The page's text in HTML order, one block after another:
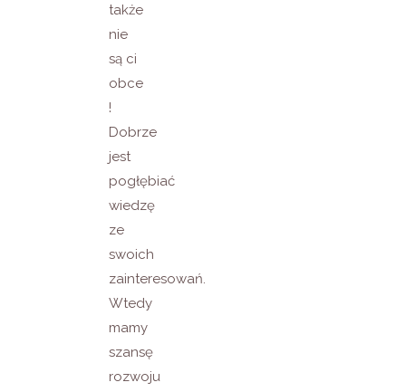
także
nie
są ci
obce
!
Dobrze
jest
pogłębiać
wiedzę
ze
swoich
zainteresowań.
Wtedy
mamy
szansę
rozwoju